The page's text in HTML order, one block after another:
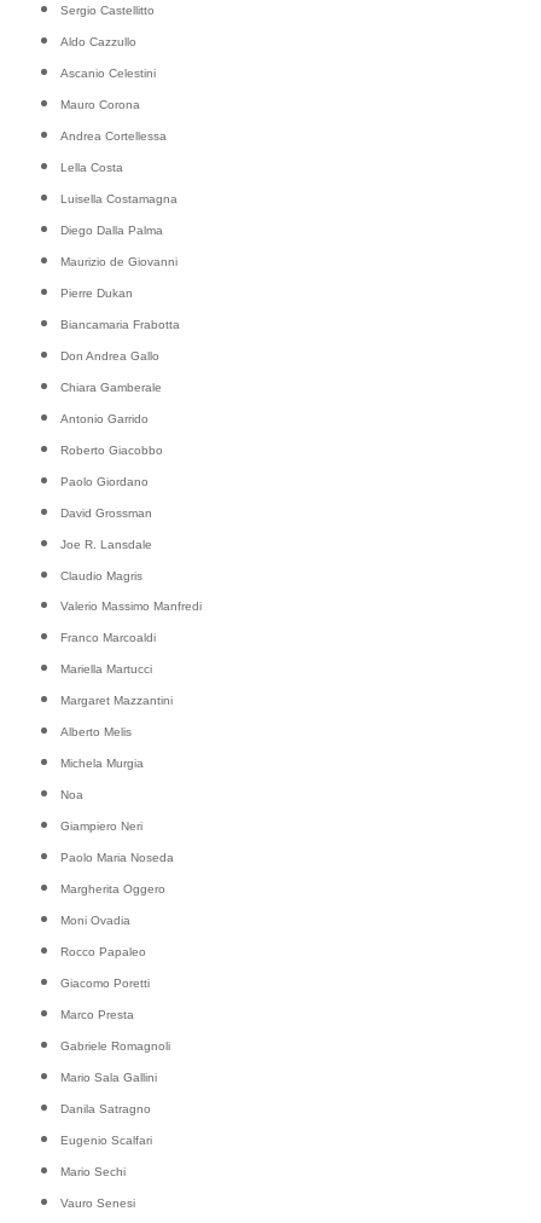
Sergio Castellitto
Aldo Cazzullo
Ascanio Celestini
Mauro Corona
Andrea Cortellessa
Lella Costa
Luisella Costamagna
Diego Dalla Palma
Maurizio de Giovanni
Pierre Dukan
Biancamaria Frabotta
Don Andrea Gallo
Chiara Gamberale
Antonio Garrido
Roberto Giacobbo
Paolo Giordano
David Grossman
Joe R. Lansdale
Claudio Magris
Valerio Massimo Manfredi
Franco Marcoaldi
Mariella Martucci
Margaret Mazzantini
Alberto Melis
Michela Murgia
Noa
Giampiero Neri
Paolo Maria Noseda
Margherita Oggero
Moni Ovadia
Rocco Papaleo
Giacomo Poretti
Marco Presta
Gabriele Romagnoli
Mario Sala Gallini
Danila Satragno
Eugenio Scalfari
Mario Sechi
Vauro Senesi